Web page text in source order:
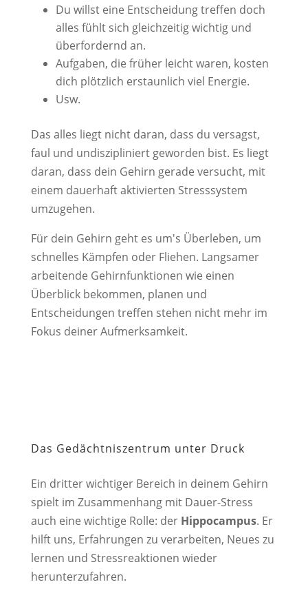
Du willst eine Entscheidung treffen doch
alles fühlt sich gleichzeitig wichtig und
überfordernd an.
Aufgaben, die früher leicht waren, kosten
dich plötzlich erstaunlich viel Energie.
Usw.
Das alles liegt nicht daran, dass du versagst,
faul und undiszipliniert geworden bist. Es liegt
daran, dass dein Gehirn gerade versucht, mit
einem dauerhaft aktivierten Stresssystem
umzugehen.
Für dein Gehirn geht es um's Überleben, um
schnelles Kämpfen oder Fliehen. Langsamer
arbeitende Gehirnfunktionen wie einen
Überblick bekommen, planen und
Entscheidungen treffen stehen nicht mehr im
Fokus deiner Aufmerksamkeit.
Das Gedächtniszentrum unter Druck
Ein dritter wichtiger Bereich in deinem Gehirn
spielt im Zusammenhang mit Dauer-Stress
auch eine wichtige Rolle: der Hippocampus. Er
hilft uns, Erfahrungen zu verarbeiten, Neues zu
lernen und Stressreaktionen wieder
herunterzufahren.